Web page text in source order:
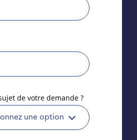
de votre demande ?
une option